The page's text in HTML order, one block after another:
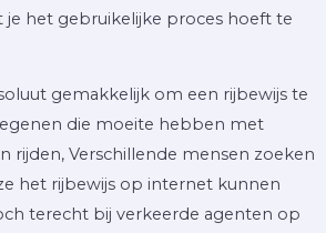
je het gebruikelijke proces hoeft te
gemakkelijk om een rijbewijs te
die moeite hebben met
rijden, Verschillende mensen zoeken
het rijbewijs op internet kunnen
terecht bij verkeerde agenten op